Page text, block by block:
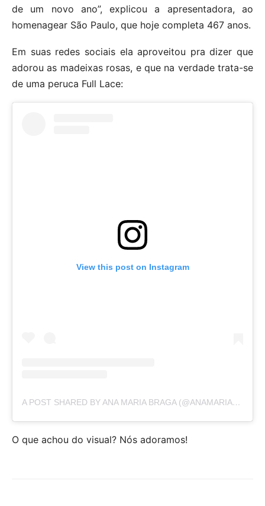
de um novo ano”, explicou a apresentadora, ao
homenagear São Paulo, que hoje completa 467 anos.
Em suas redes sociais ela aproveitou pra dizer que
adorou as madeixas rosas, e que na verdade trata-se
de uma peruca Full Lace:
View this post on Instagram
A POST SHARED BY ANA MARIA BRAGA (@ANAMARIA16)
O que achou do visual? Nós adoramos!